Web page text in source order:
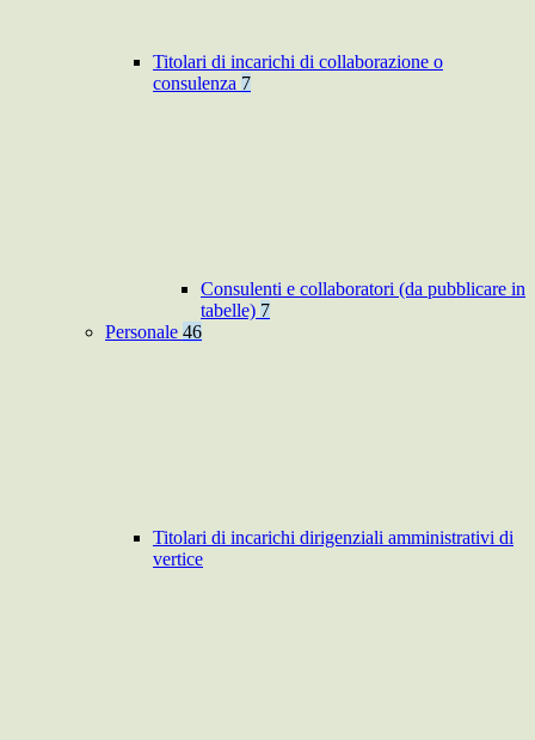
Titolari di incarichi di collaborazione o
consulenza 7
Consulenti e collaboratori (da pubblicare in
tabelle) 7
Personale 46
Titolari di incarichi dirigenziali amministrativi di
vertice